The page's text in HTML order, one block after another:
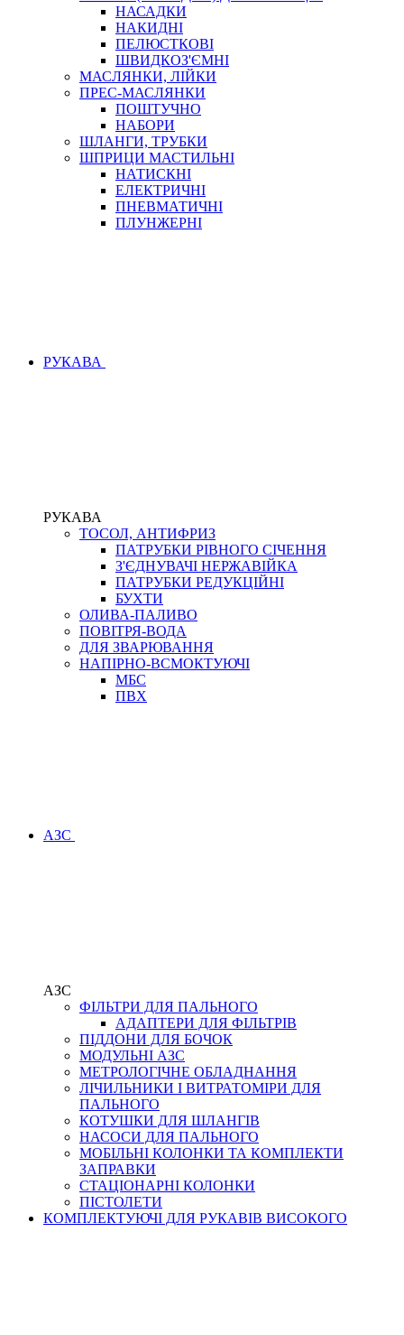
НАСАДКИ
НАКИДНІ
ПЕЛЮСТКОВІ
ШВИДКОЗ'ЄМНІ
МАСЛЯНКИ, ЛІЙКИ
ПРЕС-МАСЛЯНКИ
ПОШТУЧНО
НАБОРИ
ШЛАНГИ, ТРУБКИ
ШПРИЦИ МАСТИЛЬНІ
НАТИСКНІ
ЕЛЕКТРИЧНІ
ПНЕВМАТИЧНІ
ПЛУНЖЕРНІ
РУКАВА
РУКАВА
ТОСОЛ, АНТИФРИЗ
ПАТРУБКИ РІВНОГО СІЧЕННЯ
З'ЄДНУВАЧІ НЕРЖАВІЙКА
ПАТРУБКИ РЕДУКЦІЙНІ
БУХТИ
ОЛИВА-ПАЛИВО
ПОВІТРЯ-ВОДА
ДЛЯ ЗВАРЮВАННЯ
НАПІРНО-ВСМОКТУЮЧІ
МБС
ПВХ
АЗС
АЗС
ФІЛЬТРИ ДЛЯ ПАЛЬНОГО
АДАПТЕРИ ДЛЯ ФІЛЬТРІВ
ПІДДОНИ ДЛЯ БОЧОК
МОДУЛЬНІ АЗС
МЕТРОЛОГІЧНЕ ОБЛАДНАННЯ
ЛІЧИЛЬНИКИ І ВИТРАТОМІРИ ДЛЯ
ПАЛЬНОГО
КОТУШКИ ДЛЯ ШЛАНГІВ
НАСОСИ ДЛЯ ПАЛЬНОГО
МОБІЛЬНІ КОЛОНКИ ТА КОМПЛЕКТИ
ЗАПРАВКИ
СТАЦІОНАРНІ КОЛОНКИ
ПІСТОЛЕТИ
КОМПЛЕКТУЮЧІ ДЛЯ РУКАВІВ ВИСОКОГО